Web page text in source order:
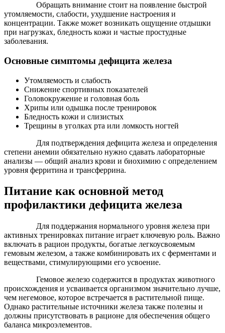
Обращать внимание стоит на появление быстрой
утомляемости, слабости, ухудшение настроения и
концентрации. Также может возникать ощущение отдышки
при нагрузках, бледность кожи и частые простудные
заболевания.
Основные симптомы дефицита железа
Утомляемость и слабость
Снижение спортивных показателей
Головокружение и головная боль
Хрипы или одышка после тренировок
Бледность кожи и слизистых
Трещины в уголках рта или ломкость ногтей
Для подтверждения дефицита железа и определения
степени анемии обязательно нужно сдавать лабораторные
анализы — общий анализ крови и биохимию с определением
уровня ферритина и трансферрина.
Питание как основной метод
профилактики дефицита железа
Для поддержания нормального уровня железа при
активных тренировках питание играет ключевую роль. Важно
включать в рацион продукты, богатые легкоусвояемым
гемовым железом, а также комбинировать их с ферментами и
веществами, стимулирующими его усвоение.
Гемовое железо содержится в продуктах животного
происхождения и усваивается организмом значительно лучше,
чем негемовое, которое встречается в растительной пище.
Однако растительные источники железа также полезны и
должны присутствовать в рационе для обеспечения общего
баланса микроэлементов.